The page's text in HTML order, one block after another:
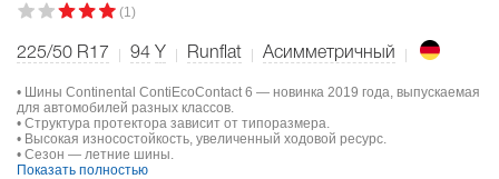
(1)
225/50 R17 94 Y Runflat Асимметричный
• Шины Continental ContiEcoContact 6 — новинка 2019 года, выпускаемая
для автомобилей разных классов.
• Структура протектора зависит от типоразмера.
• Высокая износостойкость, увеличенный ходовой ресурс.
• Сезон — летние шины.
Показать полностью